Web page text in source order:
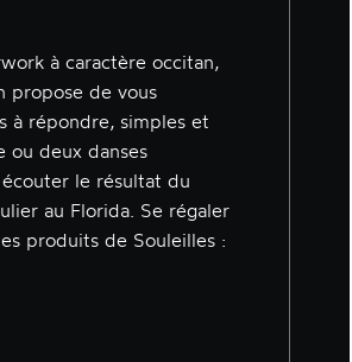
à caractère occitan,
propose de vous
à répondre, simples et
ou deux danses
le résultat du
au Florida. Se régaler
produits de Souleilles :